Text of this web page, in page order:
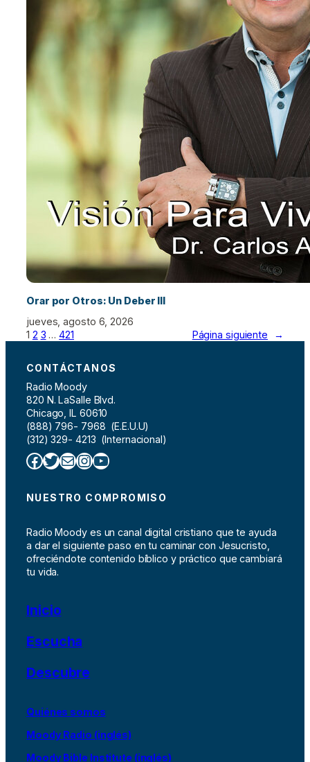
Orar por Otros: Un Deber III
jueves, agosto 6, 2026
1 2 3 … 421 Página siguiente →
CONTÁCTANOS
Radio Moody
820 N. LaSalle Blvd.
Chicago, IL 60610
(888) 796- 7968 (E.E.U.U)
(312) 329- 4213 (Internacional)
Facebook Twitter Correo electrónico InstagramYouTube
NUESTRO COMPROMISO
Radio Moody es un canal digital cristiano que te ayuda
a dar el siguiente paso en tu caminar con Jesucristo,
ofreciéndote contenido bíblico y práctico que cambiará
tu vida.
Inicio
Escucha
Descubre
Quiénes somos
Moody Radio (inglés)
Moody Bible Institute (inglés)